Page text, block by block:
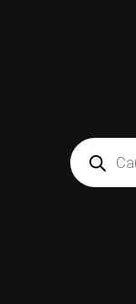
Products
search